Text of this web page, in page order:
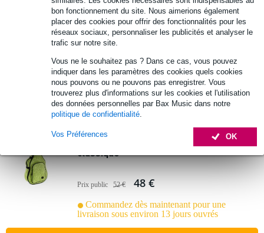
bon fonctionnement du site. Nous aimerions également
placer des cookies pour offrir des fonctionnalités pour les
réseaux sociaux, personnaliser les publicités et analyser le
trafic sur notre site.
Vous ne le souhaitez pas ? Dans ce cas, vous pouvez
indiquer dans les paramètres des cookies quels cookies
nous pouvons ou ne pouvons pas enregistrer. Vous
trouverez plus d'informations sur les cookies et l'utilisation
des données personnelles par Bax Music dans notre
politique de confidentialité.
OK
Vos Préférences
classique gaucher
Prix public 101 €
Commandez dès maintenant pour une
livraison sous environ 13 jours ouvrés
Ajouter au panier
Ortega OGBCL-GRJ housse pour guitare
classique
Prix public 52 € 48 €
Commandez dès maintenant pour une
livraison sous environ 13 jours ouvrés